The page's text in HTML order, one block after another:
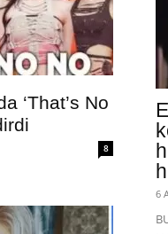
‘That’s No
8
6